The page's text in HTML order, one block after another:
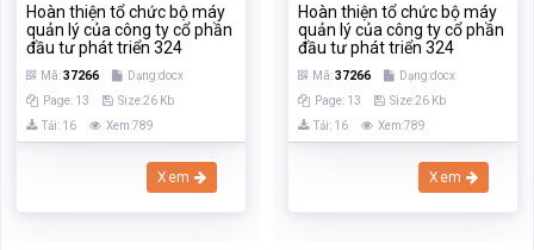
Hoàn thiện tổ chức bộ máy
quản lý của công ty cổ phần
đầu tư phát triển 324
Mã:37266
Dạng:docx
Page: 13
Size:26 Kb
Tải: 16
Xem:789
Xem
Hoàn thiện tổ chức bộ máy
quản lý của công ty cổ phần
đầu tư phát triển 324
Mã:37266
Dạng:docx
Page: 13
Size:26 Kb
Tải: 16
Xem:789
Xem